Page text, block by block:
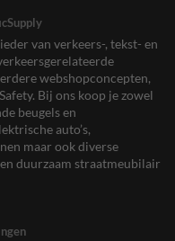
van verkeers-, tekst- en
webshopconcepten,
Bij ons koop je zowel
beugels en
auto’s,
maar ook diverse
duurzaam straatmeubilair